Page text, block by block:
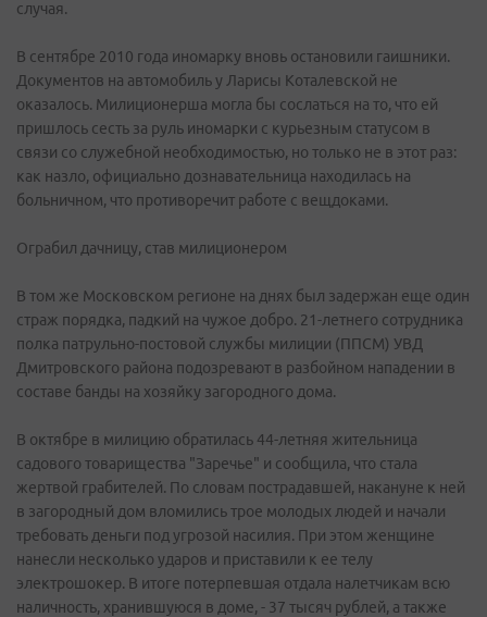
случая.
В сентябре 2010 года иномарку вновь остановили гаишники.
Документов на автомобиль у Ларисы Коталевской не
оказалось. Милиционерша могла бы сослаться на то, что ей
пришлось сесть за руль иномарки с курьезным статусом в
связи со служебной необходимостью, но только не в этот раз:
как назло, официально дознавательница находилась на
больничном, что противоречит работе с вещдоками.
Ограбил дачницу, став милиционером
В том же Московском регионе на днях был задержан еще один
страж порядка, падкий на чужое добро. 21-летнего сотрудника
полка патрульно-постовой службы милиции (ППСМ) УВД
Дмитровского района подозревают в разбойном нападении в
составе банды на хозяйку загородного дома.
В октябре в милицию обратилась 44-летняя жительница
садового товарищества "Заречье" и сообщила, что стала
жертвой грабителей. По словам пострадавшей, накануне к ней
в загородный дом вломились трое молодых людей и начали
требовать деньги под угрозой насилия. При этом женщине
нанесли несколько ударов и приставили к ее телу
электрошокер. В итоге потерпевшая отдала налетчикам всю
наличность, хранившуюся в доме, - 37 тысяч рублей, а также